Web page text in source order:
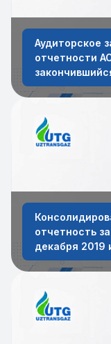
Аудиторское
отчетности
отчетность
декабря 2019